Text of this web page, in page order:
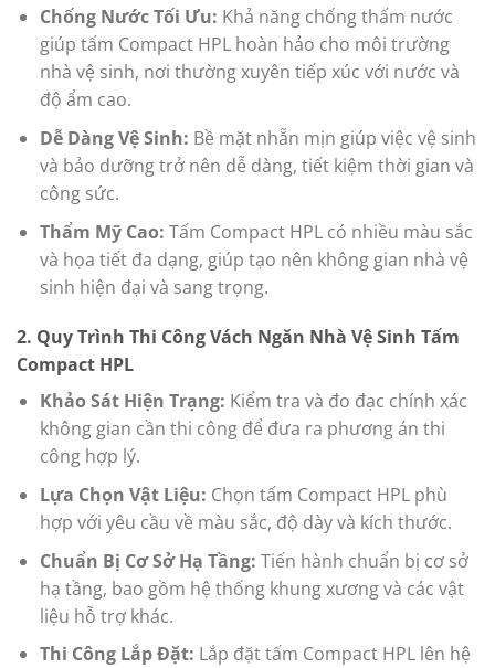
Chống Nước Tối Ưu: Khả năng chống thấm nước
giúp tấm Compact HPL hoàn hảo cho môi trường
nhà vệ sinh, nơi thường xuyên tiếp xúc với nước và
độ ẩm cao.
Dễ Dàng Vệ Sinh: Bề mặt nhẵn mịn giúp việc vệ sinh
và bảo dưỡng trở nên dễ dàng, tiết kiệm thời gian và
công sức.
Thẩm Mỹ Cao: Tấm Compact HPL có nhiều màu sắc
và họa tiết đa dạng, giúp tạo nên không gian nhà vệ
sinh hiện đại và sang trọng.
2. Quy Trình Thi Công Vách Ngăn Nhà Vệ Sinh Tấm
Compact HPL
Khảo Sát Hiện Trạng: Kiểm tra và đo đạc chính xác
không gian cần thi công để đưa ra phương án thi
công hợp lý.
Lựa Chọn Vật Liệu: Chọn tấm Compact HPL phù
hợp với yêu cầu về màu sắc, độ dày và kích thước.
Chuẩn Bị Cơ Sở Hạ Tầng: Tiến hành chuẩn bị cơ sở
hạ tầng, bao gồm hệ thống khung xương và các vật
liệu hỗ trợ khác.
Thi Công Lắp Đặt: Lắp đặt tấm Compact HPL lên hệ